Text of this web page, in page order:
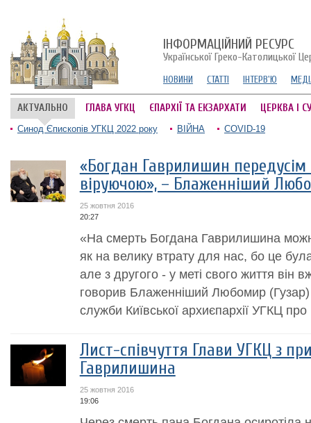
ІНФОРМАЦІЙНИЙ РЕСУРС
Української Греко-Католицької
НОВИНИ СТАТТІ ІНТЕРВ'Ю
АКТУАЛЬНО ГЛАВА УГКЦ ЄПАРХІЇ ТА ЕКЗАРХАТИ ЦЕРКВА І
Синод Єпископів УГКЦ 2022 року ВІЙНА COVID-19
«Богдан Гаврилишин
віруючою», – Блаженніший
25 жовтня 2016
20:27
«На смерть Богдана Гаврилишина
як на велику втрату для нас, бо це
але з другого - у меті свого життя він
говорив Блаженніший Любомир (Гузар)
служби Київської архиєпархії УГКЦ про
Лист-співчуття Глави УГКЦ з
Гаврилишина
25 жовтня 2016
19:06